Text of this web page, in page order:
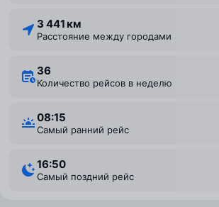
3 441 км
Расстояние между городами
36
Количество рейсов в неделю
08:15
Самый ранний рейс
16:50
Самый поздний рейс